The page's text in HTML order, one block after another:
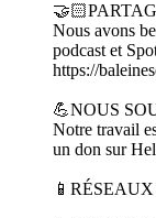
Nous avons
podcast et
https://
💪NOUS
Notre travail
un don sur